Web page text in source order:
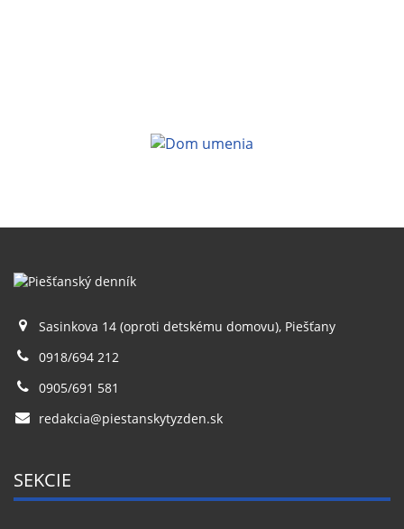
Sasinkova 14 (oproti detskému domovu), Piešťany
0918/694 212
0905/691 581
redakcia@piestanskytyzden.sk
SEKCIE